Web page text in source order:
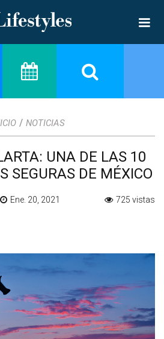
/ NOTICIAS
UNA DE LAS 10
SEGURAS DE MÉXICO
Ene. 20, 2021 725 vistas